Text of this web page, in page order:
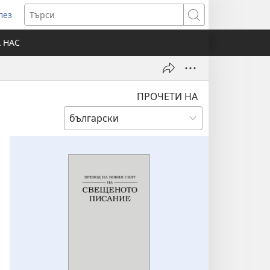
Търси
НАС
ПРОЧЕТИ НА